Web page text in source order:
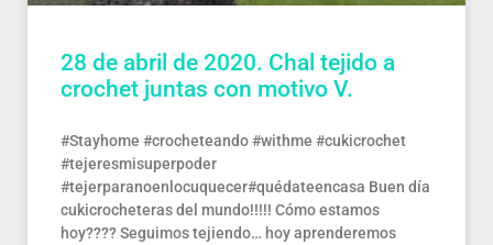
28 de abril de 2020. Chal tejido a
crochet juntas con motivo V.
#Stayhome #crocheteando #withme #cukicrochet
#tejeresmisuperpoder
#tejerparanoenlocuquecer#quédateencasa Buen día
cukicrocheteras del mundo!!!!! Cómo estamos
hoy???? Seguimos tejiendo… hoy aprenderemos